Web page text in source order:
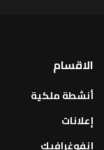
الاقسام
أنشطة ملكية
إعلانات
إنفوغرافيك